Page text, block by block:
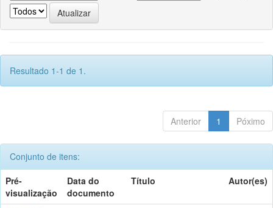
Resultado 1-1 de 1.
Anterior 1 Póximo
Conjunto de itens:
Pré-
visualização
Data do
documento
Título Autor(es)